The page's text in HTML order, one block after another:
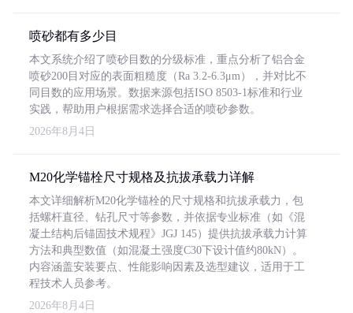
喷砂都有多少目
本文系统介绍了喷砂目数的分级标准，重点分析了铝合金
喷砂200目对应的表面粗糙度（Ra 3.2-6.3μm），并对比不
同目数的应用场景。数据来源包括ISO 8503-1标准和行业
实践，帮助用户根据需求选择合适的喷砂参数。
2026年8月4日
M20化学锚栓尺寸规格及抗拔承载力详解
本文详细解析M20化学锚栓的尺寸规格和抗拔承载力，包
括螺杆直径、钻孔尺寸等参数，并依据专业标准（如《混
凝土结构后锚固技术规程》JGJ 145）提供抗拔承载力计算
方法和典型数值（如混凝土强度C30下设计值约80kN）。
内容涵盖安装要点、性能影响因素及选型建议，适用于工
程技术人员参考。
2026年8月4日